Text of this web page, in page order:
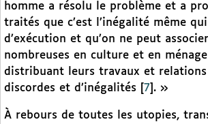
homme a résolu le problème et a
traités que c’est l’inégalité même
d’exécution et qu’on ne peut
nombreuses en culture et en ménage
distribuant leurs travaux et relations
discordes et d’inégalités
7 . »
À rebours de toutes les utopies,